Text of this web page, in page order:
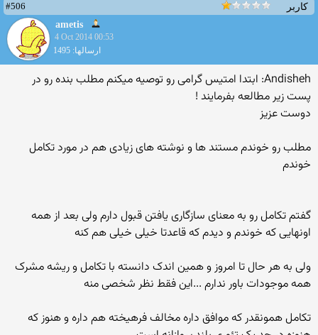
کاربر
#506
ametis
4 Oct 2014 00:53
ارسالها: 1495
Andisheh: ابتدا امتیس گرامی رو توصیه میکنم مطلب بنده رو در
پست زیر مطالعه بفرمایند !
دوست عزیز
مطلب رو خوندم مستند ها و نوشته های زیادی هم در مورد تکامل
خوندم
گفتم تکامل رو به معنای سازگاری یافتن قبول دارم ولی بعد از همه
اونهایی که خوندم و دیدم که قاعدتا خیلی خیلی هم کنه
ولی به هر حال تا امروز و همین اندک دانسته با تکامل و ریشه مشرک
همه موجودات باور ندارم ...این فقط نظر شخصی منه
تکامل همونقدر که موافق داره مخالف فرهیخته هم داره و هنوز که